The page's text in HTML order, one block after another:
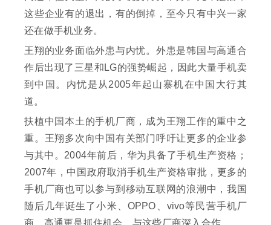
这些企业有的退出，有的倒掉，至今只有中兴一家
还在做手机业务。
王翔的业务面临外患与内忧。外患是韩国与高通合
作后出现了三星和LG的强势崛起，因此大量手机卖
到中国。内忧是从2005年起山寨机在中国大行其
道。
扶植中国本土的手机厂商，成为王翔工作的重中之
重。王翔多次向中国有关部门呼吁让更多的企业参
与其中。2004年前后，华为具备了手机生产资格；
2007年，中国政府取消手机生产资格审批，更多的
手机厂商也可以参与到移动互联网的浪潮中，我国
随后几年诞生了小米、OPPO、vivo等民营手机厂
商。高通更是抓住机会，与这些厂商深入合作。